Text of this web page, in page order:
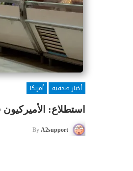
أخبار صحفية
أمريكا
استطلاع:
By A2support